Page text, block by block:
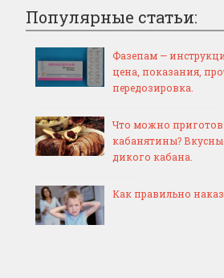
Популярные статьи:
Фазепам —
цена, показания,
передозировка.
Что можно
кабанятины?
дикого кабана.
Как правильно